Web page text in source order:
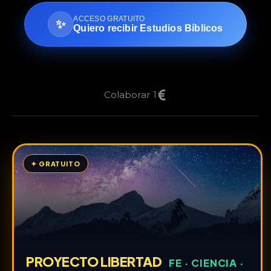
✨ ACCESO GRATUITO
Quiero recibir Estudios Bíblicos
Colaborar 1
✦ GRATUITO
PROYECTO LIBERTAD FE · CIENCIA ·